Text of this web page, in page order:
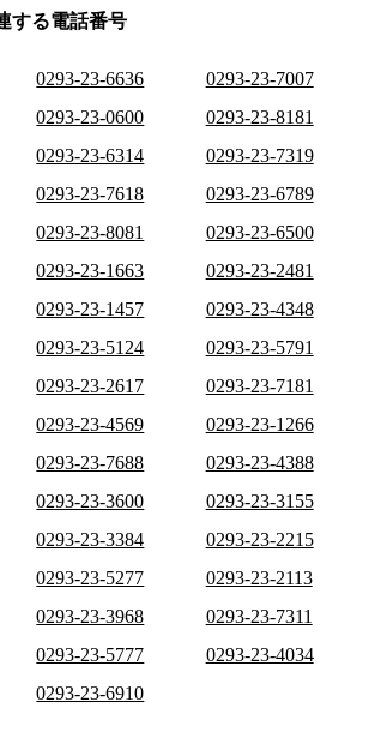
する電話番号
0293-23-6636
0293-23-7007
0293-23-0600
0293-23-8181
0293-23-6314
0293-23-7319
0293-23-7618
0293-23-6789
0293-23-8081
0293-23-6500
0293-23-1663
0293-23-2481
0293-23-1457
0293-23-4348
0293-23-5124
0293-23-5791
0293-23-2617
0293-23-7181
0293-23-4569
0293-23-1266
0293-23-7688
0293-23-4388
0293-23-3600
0293-23-3155
0293-23-3384
0293-23-2215
0293-23-5277
0293-23-2113
0293-23-3968
0293-23-7311
0293-23-5777
0293-23-4034
0293-23-6910